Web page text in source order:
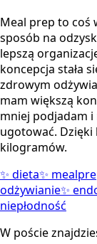
Meal prep to coś
sposób na
lepszą
koncepcja stała
zdrowym
mam większą
mniej podjadam i
ugotować. Dzięki
kilogramów.
✨ dieta✨
odżywianie✨
niepłodność
W poście